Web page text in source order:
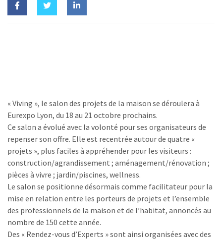
« Viving », le salon des projets de la maison se déroulera à
Eurexpo Lyon, du 18 au 21 octobre prochains.
Ce salon a évolué avec la volonté pour ses organisateurs de
repenser son offre. Elle est recentrée autour de quatre «
projets », plus faciles à appréhender pour les visiteurs :
construction/agrandissement ; aménagement/rénovation ;
pièces à vivre ; jardin/piscines, wellness.
Le salon se positionne désormais comme facilitateur pour la
mise en relation entre les porteurs de projets et l’ensemble
des professionnels de la maison et de l’habitat, annoncés au
nombre de 150 cette année.
Des « Rendez-vous d’Experts » sont ainsi organisées avec des